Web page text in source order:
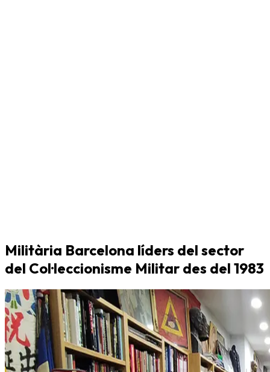
Militària Barcelona líders del sector
del Col·leccionisme Militar des del 1983